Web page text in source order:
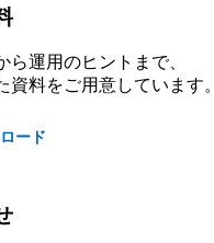
ら運用のヒントまで、
資料をご用意しています。
ード